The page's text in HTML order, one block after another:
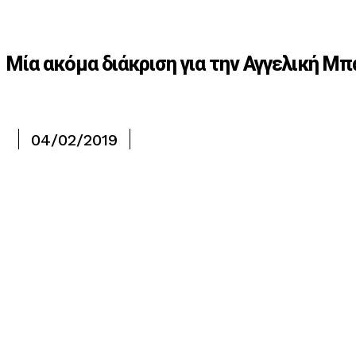
Μία ακόμα διάκριση για την Αγγελική
04/02/2019